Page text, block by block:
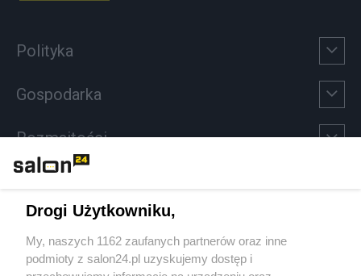
Polityka
Gospodarka
Rozmaitości
Sport
Społeczeństwo
Drogi Użytkowniku,
My, naszych 1162 zaufanych partnerów oraz inne
podmioty z salon24.pl uzyskujemy dostęp i